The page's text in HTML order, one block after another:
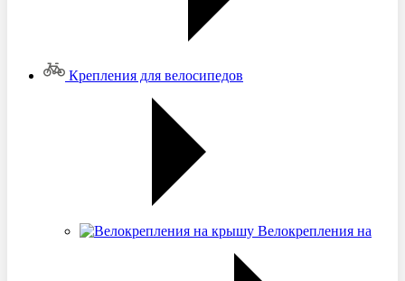
Крепления для велосипедов
Велокрепления на